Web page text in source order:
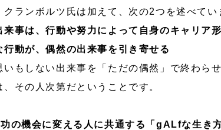
クランボルツ氏は加えて、次の2つを述べてい
来事は、行動や努力によって自身のキャリア
行動が、偶然の出来事を引き寄せる
いもしない出来事を「ただの偶然」で終わら
、その人次第だということです。
の機会に変える人に共通する「gALfな生き方